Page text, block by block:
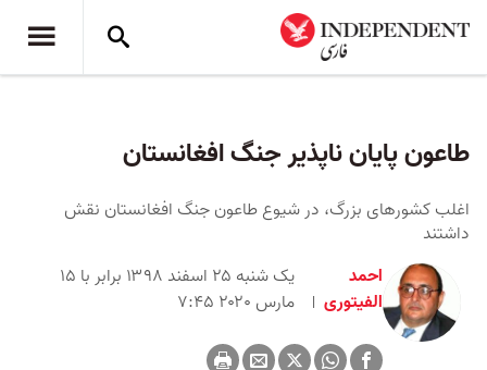
طاعون پایان ناپذیر جنگ افغانستان
اغلب کشورهای بزرگ، در شیوع طاعون جنگ افغانستان نقش
داشتند
احمد
الفیتوری
یک شنبه ۲۵ اسفند ۱۳۹۸ برابر با ۱۵
مارس ۲۰۲۰ ۷:۴۵